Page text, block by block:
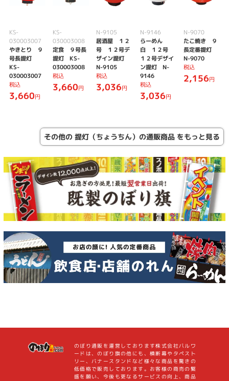
KS-
030003007
やきとり ９
号長提灯
KS-
030003007
税込
3,660円
KS-
030003008
定食 ９号長
提灯 KS-
030003008
税込
3,660円
N-9105
居酒屋 １２
号 １２号デ
ザイン提灯
N-9105
税込
3,036円
N-9146
らーめん
白 １２号
１２号デザイ
ン提灯 N-
9146
税込
3,036円
N-9070
たこ焼き ９
長定番提灯
N-9070
税込
2,156円
その他の 提灯（ちょうちん）の通販商品 をもっと見る
のぼり通販を運営しております株式会社バルワ
ードは、のぼり旗の他にも、横断幕やタペスト
リー、バナースタンドなど様々な商品を驚きの
低価格で販売しております。お客様の商売の繁
盛を願い、今後も更なるサービスの向上、商品